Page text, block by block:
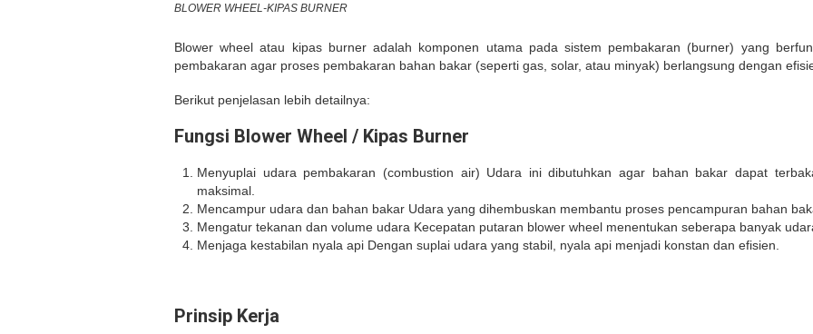
BLOWER WHEEL-KIPAS BURNER
Blower wheel atau kipas burner adalah komponen utama pada sistem pembakaran (burner) yang
pembakaran agar proses pembakaran bahan bakar (seperti gas, solar, atau minyak) berlangsung dengan
Berikut penjelasan lebih detailnya:
Fungsi Blower Wheel / Kipas Burner
Menyuplai udara pembakaran (combustion air) Udara ini dibutuhkan agar bahan bakar dapat
maksimal.
Mencampur udara dan bahan bakar Udara yang dihembuskan membantu proses pencampuran bahan
Mengatur tekanan dan volume udara Kecepatan putaran blower wheel menentukan seberapa banyak
Menjaga kestabilan nyala api Dengan suplai udara yang stabil, nyala api menjadi konstan dan efisien.
Prinsip Kerja